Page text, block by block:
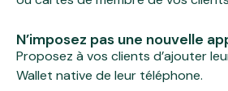
N’imposez pas une nouvelle
Proposez à vos clients d’ajouter
Wallet native de leur téléphone.